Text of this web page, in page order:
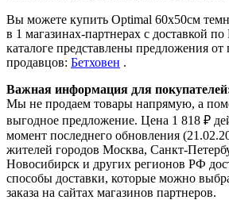
Вы можете купить Optimal 60х50см
в 1 магазинах-партнерах с доставкой
каталоге представлены предложения
продавцов: Бетховен .
Важная информация для
Мы не продаем товары напрямую, а
выгодное предложение. Цена 1 818 ₽
момент последнего обновления
жителей городов Москва, Санкт-
Новосибирск и других регионов РФ
способы доставки, которые можно
заказа на сайтах магазинов партнеров.